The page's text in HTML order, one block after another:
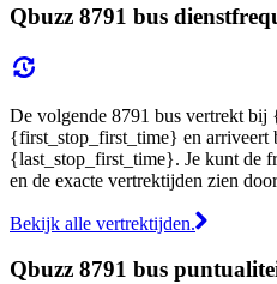
Qbuzz 8791 bus
De volgende 8791 bus vertrekt
{first_stop_first_time} en
{last_stop_first_time}. Je kunt de
en de exacte vertrektijden zien
Bekijk alle vertrektijden.
Qbuzz 8791 bus